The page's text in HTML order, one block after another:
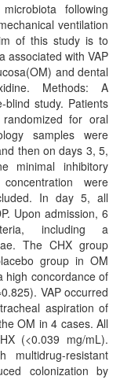
following
ventilation
of this study is to
associated with VAP
and dental
Methods: A
blind study. Patients
for oral
samples were
then on days 3, 5,
minimal inhibitory
were
In day 5, all
Upon admission, 6
including a
The CHX group
group in OM
high concordance of
VAP occurred
aspiration of
OM in 4 cases. All
(<0.039 mg/mL).
multidrug-resistant
colonization by